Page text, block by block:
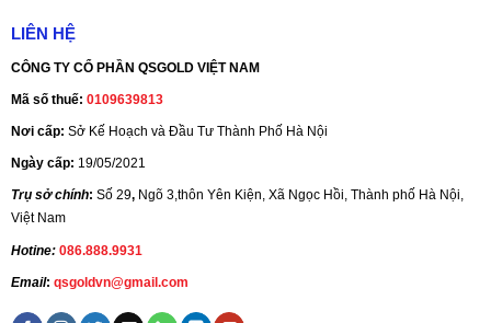
LIÊN HỆ
CÔNG TY CỔ PHẦN QSGOLD VIỆT NAM
Mã số thuế: 0109639813
Nơi cấp: Sở Kế Hoạch và Đầu Tư Thành Phố Hà Nội
Ngày cấp: 19/05/2021
Trụ sở chính: Số 29, Ngõ 3,thôn Yên Kiện, Xã Ngọc Hồi, Thành phố Hà Nội,
Việt Nam
Hotine: 086.888.9931
Email: qsgoldvn@gmail.com